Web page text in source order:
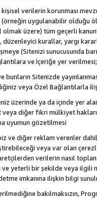
verilerin korunması
uygulanabilir olduğu
olmak üzere) tüm geçerli
düzenleyici kurallar, yargı
(Sitenizi sunucusunda
ve İçeriğe yer verilmesi;
bunların Sitenizde
veya Özel Bağlantılarla
üzerinde ya da içinde yer
diğer fikri mülkiyet
uyumun gözetilmesi
ve diğer reklam verenler
veya var olan
verilerin nasıl
yeterli bir şekilde veya ilgili
imkanına ilişkin bilgi
bakılmaksızın,